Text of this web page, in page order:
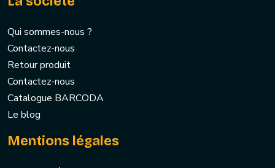
Qui sommes-nous ?
Contactez-nous
Retour produit
Contactez-nous
Catalogue BARCODA
Le blog
Mentions légales